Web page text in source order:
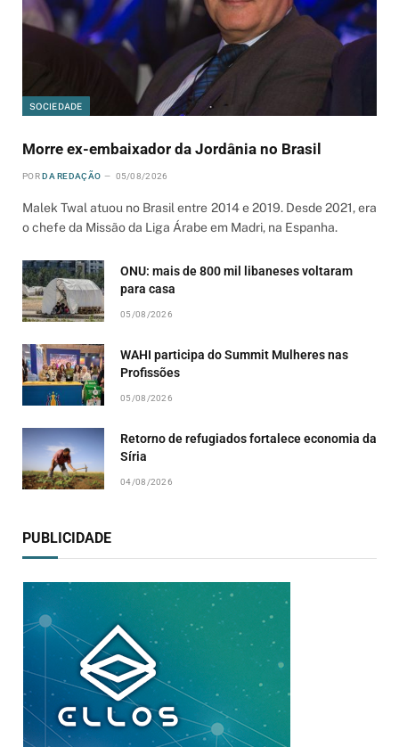
SOCIEDADE
Morre ex-embaixador da Jordânia no Brasil
POR DA REDAÇÃO 05/08/2026
Malek Twal atuou no Brasil entre 2014 e 2019. Desde 2021, era
o chefe da Missão da Liga Árabe em Madri, na Espanha.
ONU: mais de 800 mil libaneses voltaram
para casa
05/08/2026
WAHI participa do Summit Mulheres nas
Profissões
05/08/2026
Retorno de refugiados fortalece economia da
Síria
04/08/2026
PUBLICIDADE